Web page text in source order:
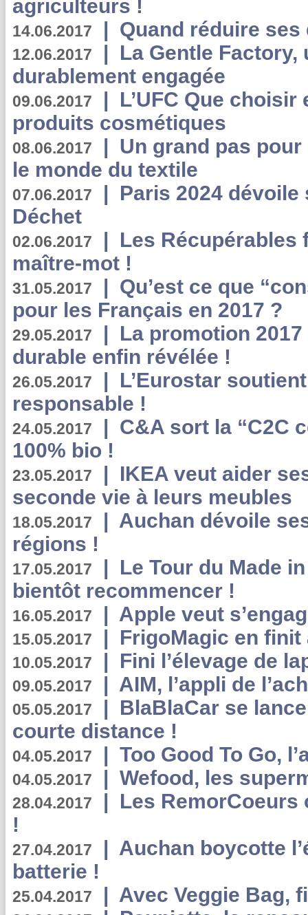
agriculteurs !
14.06.2017 | Quand réduire
12.06.2017 | La Gentle
durablement engagée
09.06.2017 | L’UFC Que
produits cosmétiques
08.06.2017 | Un grand pas
le monde du textile
07.06.2017 | Paris 2024
Déchet
02.06.2017 | Les Récupérables
maître-mot !
31.05.2017 | Qu’est ce que
pour les Français en 2017 ?
29.05.2017 | La promotion
durable enfin révélée !
26.05.2017 | L’Eurostar
responsable !
24.05.2017 | C&A sort la “C2C
100% bio !
23.05.2017 | IKEA veut aider
seconde vie à leurs meubles
18.05.2017 | Auchan dévoile
régions !
17.05.2017 | Le Tour du Made
bientôt recommencer !
16.05.2017 | Apple veut
15.05.2017 | FrigoMagic en
10.05.2017 | Fini l’élevage de
09.05.2017 | AIM, l’appli de
05.05.2017 | BlaBlaCar se
courte distance !
04.05.2017 | Too Good To Go,
04.05.2017 | Wefood, les
28.04.2017 | Les RemorCoeurs
!
27.04.2017 | Auchan boycotte
batterie !
25.04.2017 | Avec Veggie Bag,